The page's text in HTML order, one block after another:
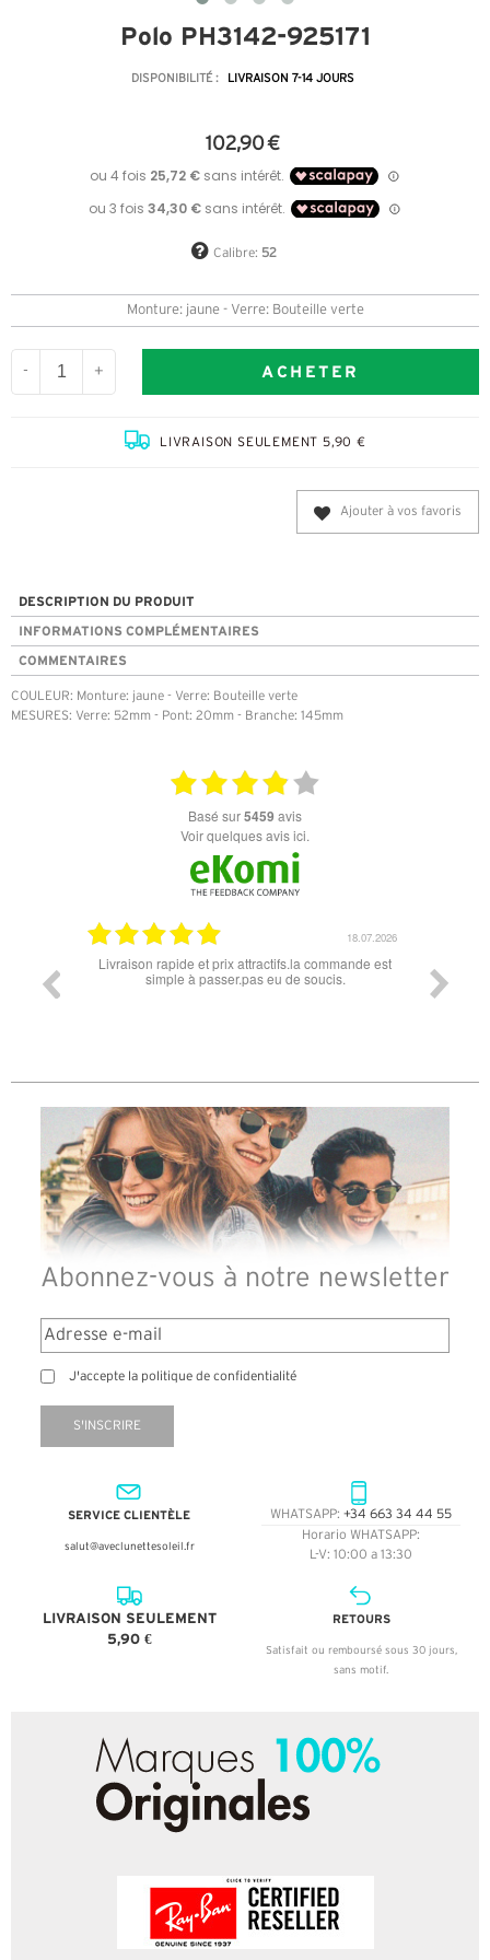
Polo PH3142-925171
DISPONIBILITÉ : LIVRAISON 7-14 JOURS
102,90 €
Calibre: 52
Monture: jaune - Verre: Bouteille verte
- + ACHETER
LIVRAISON SEULEMENT 5,90 €
Ajouter à vos favoris
DESCRIPTION DU PRODUIT
INFORMATIONS COMPLÉMENTAIRES
COMMENTAIRES
COULEUR: Monture: jaune - Verre: Bouteille verte
MESURES: Verre: 52mm - Pont: 20mm - Branche: 145mm
basé sur5459 avis
Voir quelques avis ici.
18.07.2026
prix attractifs.la commande est
eu de soucis.
Super lunette merci pour les lunettes
Abonnez-vous à notre newsletter
J'accepte la politique de confidentialité
S'INSCRIRE
SERVICE CLIENTÈLE
salut@aveclunettesoleil.fr
WHATSAPP: +34 663 34 44 55
Horario WHATSAPP:
L-V: 10:00 a 13:30
LIVRAISON SEULEMENT
5,90 €
RETOURS
Satisfait ou remboursé sous 30 jours,
sans motif.